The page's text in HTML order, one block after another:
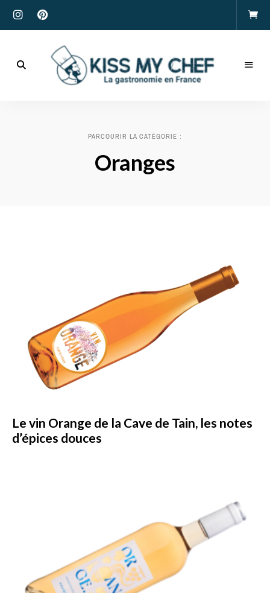
PARCOURIR LA CATÉGORIE :
Oranges
Le vin Orange de la Cave de Tain, les notes
d’épices douces